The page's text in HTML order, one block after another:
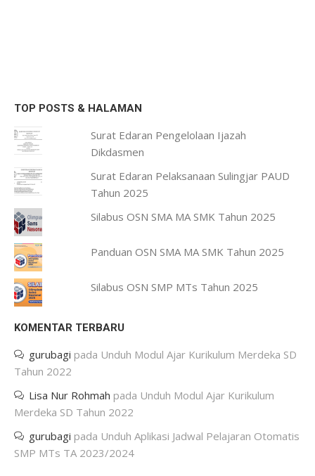
TOP POSTS & HALAMAN
Surat Edaran Pengelolaan Ijazah
Dikdasmen
Surat Edaran Pelaksanaan Sulingjar PAUD
Tahun 2025
Silabus OSN SMA MA SMK Tahun 2025
Panduan OSN SMA MA SMK Tahun 2025
Silabus OSN SMP MTs Tahun 2025
KOMENTAR TERBARU
gurubagi pada Unduh Modul Ajar Kurikulum Merdeka SD
Tahun 2022
Lisa Nur Rohmah pada Unduh Modul Ajar Kurikulum
Merdeka SD Tahun 2022
gurubagi pada Unduh Aplikasi Jadwal Pelajaran Otomatis
SMP MTs TA 2023/2024